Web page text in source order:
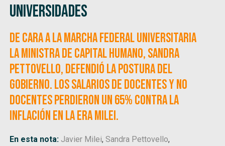
universidades
De cara a la Marcha Federal Universitaria
la ministra de Capital Humano, Sandra
Pettovello, defendió la postura del
Gobierno. Los salarios de docentes y no
docentes perdieron un 65% contra la
inflación en la era Milei.
En esta nota: Javier Milei,Sandra Pettovello,